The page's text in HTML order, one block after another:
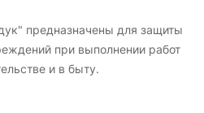
предназначены для защиты
при выполнении работ
и в быту.